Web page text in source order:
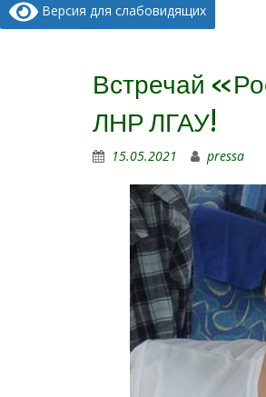
Версия для слабовидящих
Встречай
ЛНР ЛГАУ!
15.05.2021 pressa